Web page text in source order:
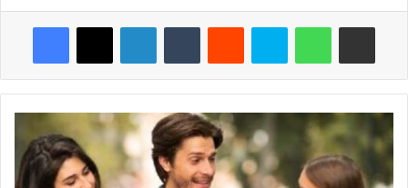
Facebook
X LinkedInTumblr Reddit Skype WhatsAppE-Posta ile
Sosyologlar
Günü
2025